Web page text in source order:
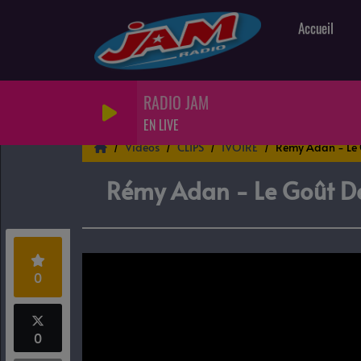
Accueil
RADIO JAM
EN LIVE
Vidéos CLIPS IVOIRE Rémy Adan - Le
Rémy Adan - Le Goût
0
0